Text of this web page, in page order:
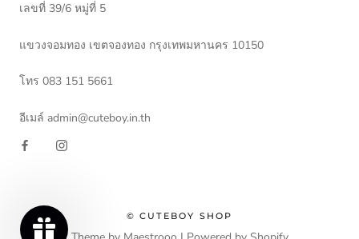
เลขที่ 39/6 หมู่ที่ 5
แขวงจอมทอง เขตจองทอง กรุงเทพมหานคร 10150
โทร 083 151 5661
อีเมล์ admin@cuteboy.in.th
© CUTEBOY SHOP